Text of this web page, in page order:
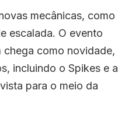
mecânicas, como
escalada. O evento
como novidade,
incluindo o Spikes e a
para o meio da